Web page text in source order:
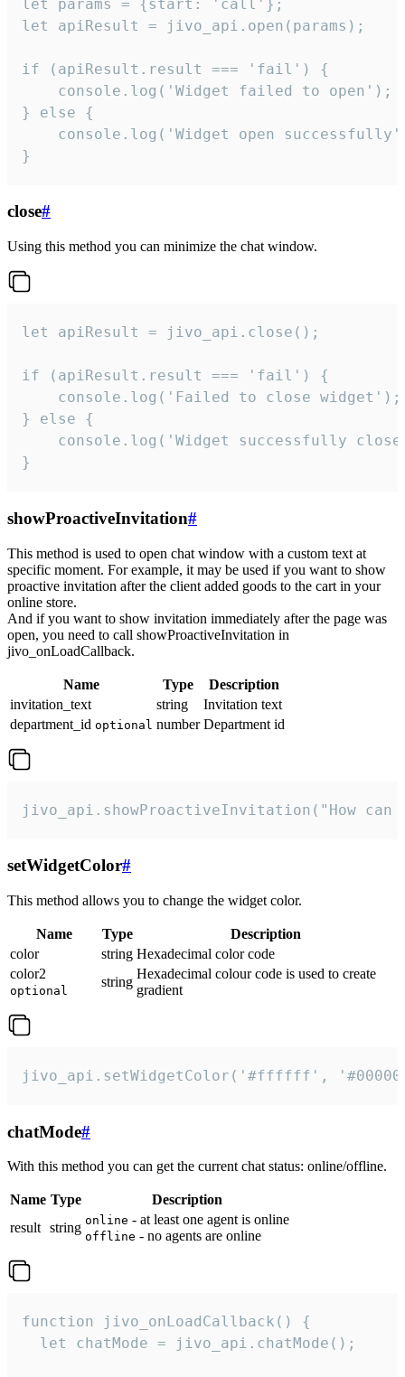
let params = {start: 'call'};
let apiResult = jivo_api.open(params);
if (apiResult.result === 'fail') {
    console.log('Widget failed to open');
} else {
console.log('Widget open
}
close#
Using this method you can minimize the chat window.
let apiResult = jivo_api.close();
if (apiResult.result === 'fail') {
    console.log('Failed to close widget');
} else {
console.log('Widget successfully
}
showProactiveInvitation#
This method is used to open chat window with a custom text at
specific moment. For example, it may be used if you want to show
proactive invitation after the client added goods to the cart in your
online store.
And if you want to show invitation immediately after the page was
open, you need to call showProactiveInvitation in
jivo_onLoadCallback.
Name Type
Description
invitation_text
string
Invitation text
department_id optional number Department id
jivo_api.showProactiveInvitation("How
setWidgetColor#
This method allows you to change the widget color.
Name Type
Description
color
string Hexadecimal color code
color2
optional
string
Hexadecimal colour code is used to create
gradient
jivo_api.setWidgetColor('#ffffff',
chatMode#
With this method you can get the current chat status: online/offline.
Name Type
Description
result string online - at least one agent is online
offline - no agents are online
function jivo_onLoadCallback() {
  let chatMode = jivo_api.chatMode();